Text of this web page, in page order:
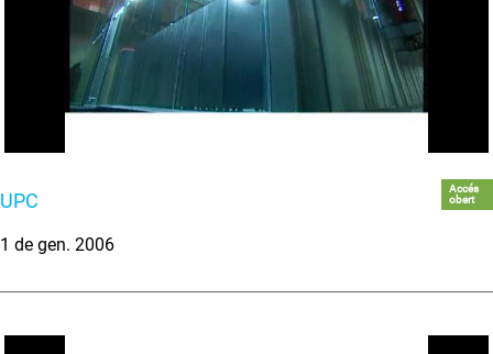
UPC
Accés
obert
1 de gen. 2006